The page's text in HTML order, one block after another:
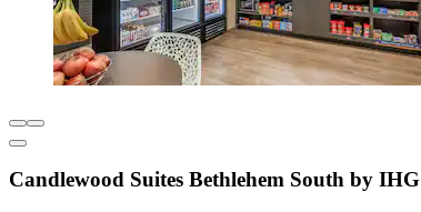
Candlewood Suites Bethlehem South by IHG